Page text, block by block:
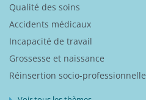
Qualité des soins
Accidents médicaux
Incapacité de travail
Grossesse et naissance
Réinsertion socio-professionnelle